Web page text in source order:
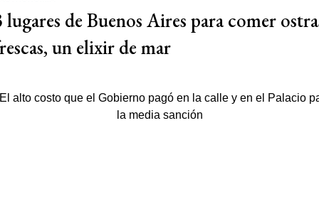
lugares de Buenos Aires para comer
un elixir de mar